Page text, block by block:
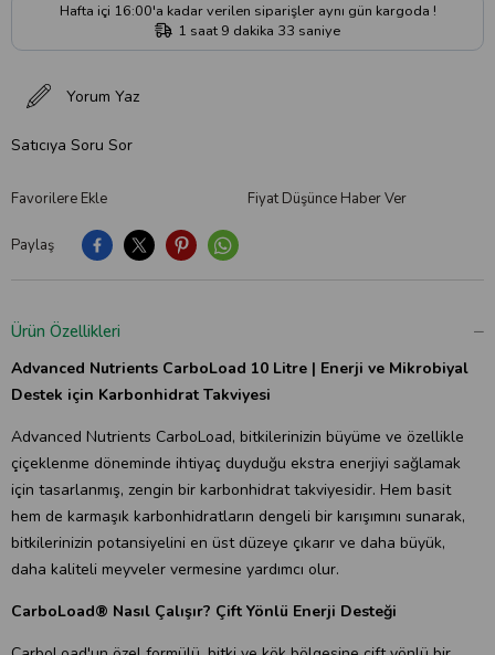
Paylaş
Favorilere Ekle Fiyat Düşünce Haber Ver
Yorum Yaz
Satıcıya Soru Sor
Hafta içi 16:00'a kadar verilen siparişler aynı gün kargoda !
1 saat 9 dakika 32 saniye
Ürün Özellikleri
Advanced Nutrients CarboLoad 10 Litre | Enerji ve Mikrobiyal
Destek için Karbonhidrat Takviyesi
Advanced Nutrients CarboLoad, bitkilerinizin büyüme ve özellikle
çiçeklenme döneminde ihtiyaç duyduğu ekstra enerjiyi sağlamak
için tasarlanmış, zengin bir karbonhidrat takviyesidir. Hem basit
hem de karmaşık karbonhidratların dengeli bir karışımını sunarak,
bitkilerinizin potansiyelini en üst düzeye çıkarır ve daha büyük,
daha kaliteli meyveler vermesine yardımcı olur.
CarboLoad® Nasıl Çalışır? Çift Yönlü Enerji Desteği